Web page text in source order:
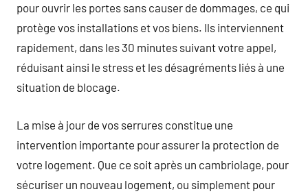
pour ouvrir les portes sans causer de dommages, ce qui
protège vos installations et vos biens. Ils interviennent
rapidement, dans les 30 minutes suivant votre appel,
réduisant ainsi le stress et les désagréments liés à une
situation de blocage.
La mise à jour de vos serrures constitue une
intervention importante pour assurer la protection de
votre logement. Que ce soit après un cambriolage, pour
sécuriser un nouveau logement, ou simplement pour